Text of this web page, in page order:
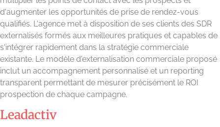
d'augmenter les opportunités de prise de rendez-vous
qualifiés. L'agence met à disposition de ses clients des SDR
externalisés formés aux meilleures pratiques et capables de
s'intégrer rapidement dans la stratégie commerciale
existante. Le modèle d'externalisation commerciale proposé
inclut un accompagnement personnalisé et un reporting
transparent permettant de mesurer précisément le ROI
prospection de chaque campagne.
Leadactiv